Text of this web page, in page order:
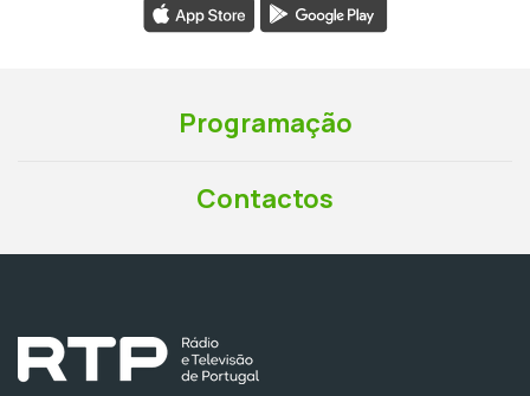
Programação
Contactos